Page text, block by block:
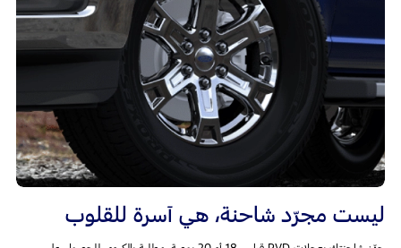
ليست مجرّد شاحنة، هي آسرة للقلوب